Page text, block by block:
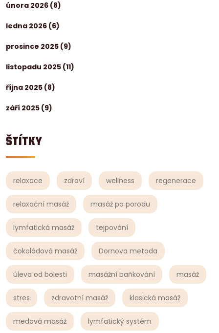
února 2026 (8)
ledna 2026 (6)
prosince 2025 (9)
listopadu 2025 (11)
října 2025 (8)
září 2025 (9)
ŠTÍTKY
relaxace zdraví wellness regenerace
relaxační masáž masáž po porodu
lymfatická masáž tejpování
čokoládová masáž Dornova metoda
úleva od bolesti masážní baňkování masáž
stres zdravotní masáž klasická masáž
medová masáž lymfatický systém